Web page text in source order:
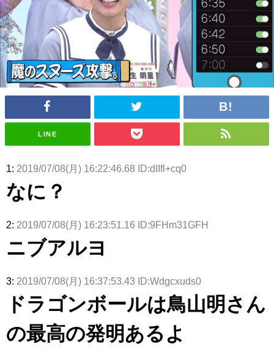
これも素晴らしい
日向坂46まとめのまとめ / 【日向坂46】五期生着ぐるみ生写真も！ 富田鈴
花考案グッズ＆生写真5種が公開される
日向坂46まとめのまとめ / これから彼氏と行為する直前の賀喜遥香、やば
い
アイドル – ぷぅアンテナ / 「乃木坂46ののぎおび⊿」北野日奈子が生配
信！【2022.3.22 17:15〜 SHOWROOM】
アイドル – ぷぅアンテナ / 2022年3月22日（火）のメディア情報
アイドル – ぷぅアンテナ / 【乃木坂46】井上和の『なぎおはぎ』って こん
ぺいとう×いちごみるく×マヨラー星人 と同じと考えてよろしいですか？
アイドル – ぷぅアンテナ / 【乃木坂46】日村勇紀 gif職人が切り抜いた名シ
ふぇどみ！ / 【悲報】呪術廻戦、視聴率5.1%
ｗｗｗｗｗｗｗｗｗｗ
かけまくったうちの息子が団地住みの貧乏に学歴で負けた」
LINE
1: 2019/07/08(月) 16:22:46.68 ID:dIIfl+cq0
なに？
2: 2019/07/08(月) 16:23:51.16 ID:9FHm31GFH
ニブアルヨ
3: 2019/07/08(月) 16:37:53.43 ID:Wdgcxuds0
ドラゴンボールは鳥山明さん
の最高の発明あるよ